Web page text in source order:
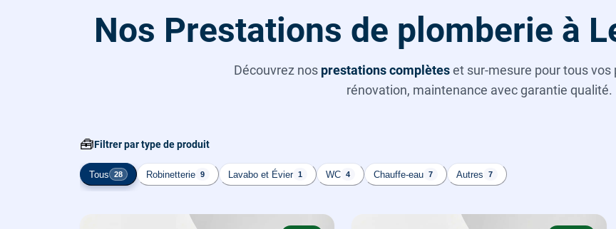
Nos Prestations de plomberie à
Découvrez nos prestations complèteset sur-mesure pour tous vos
rénovation, maintenance avec garantie qualité.
🧰Filtrer par type de produit
Tous 28 Robinetterie 9 Lavabo et Évier 1 WC 4 Chauffe-eau 7 Autres 7